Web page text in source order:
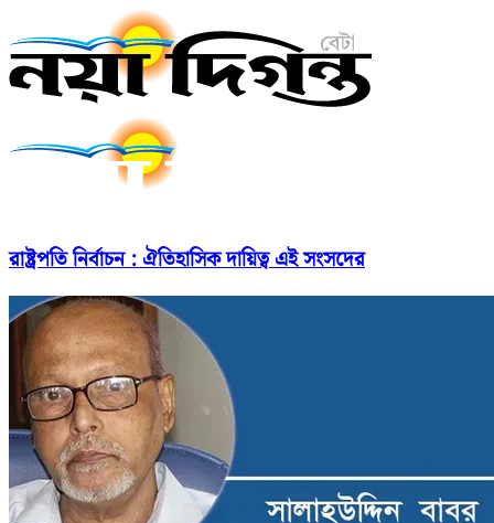
রাষ্ট্রপতি নির্বাচন : ঐতিহাসিক দায়িত্ব এই সংসদের